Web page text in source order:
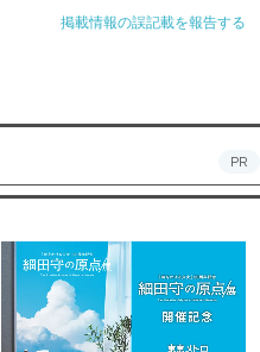
掲載情報の誤記載を報告する
PR